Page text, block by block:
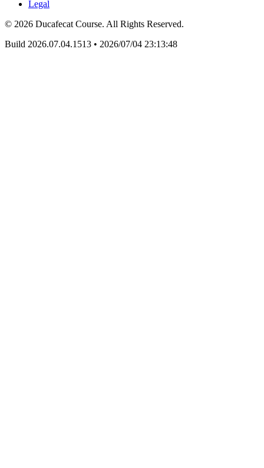
Legal
© 2026 Ducafecat Course. All Rights Reserved.
Build 2026.07.04.1513 • 2026/07/04 23:13:48